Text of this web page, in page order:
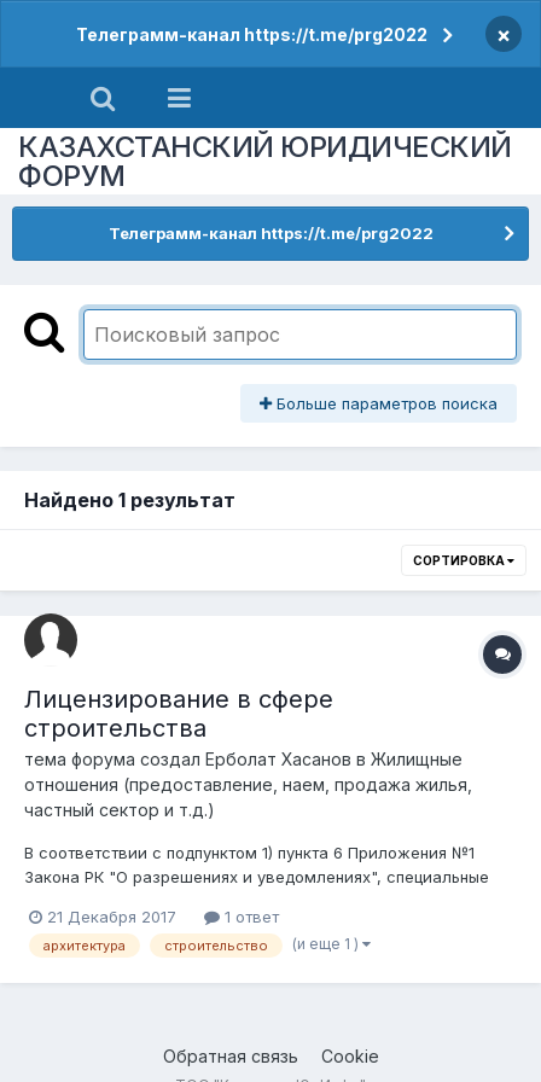
Телеграмм-канал https://t.me/prg2022 ×
КАЗАХСТАНСКИЙ ЮРИДИЧЕСКИЙ
ФОРУМ
Телеграмм-канал https://t.me/prg2022
Больше параметров поиска
Найдено 1 результат
СОРТИРОВКА
Лицензирование в сфере
строительства
тема форума создал Ерболат Хасанов в Жилищные
отношения (предоставление, наем, продажа жилья,
частный сектор и т.д.)
В соответствии с подпунктом 1) пункта 6 Приложения №1
Закона РК "О разрешениях и уведомлениях", специальные
являются лицензируемыми. Вопрос: необходимо ли лицензия
на строительно-монтажные работы только на забивку свай?
21 Декабря 2017 1 ответ
архитектура строительство (и еще 1 )
Обратная связь Cookie